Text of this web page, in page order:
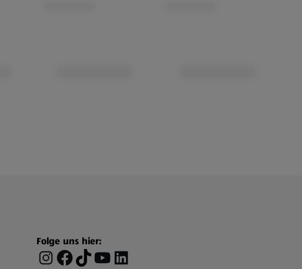
Folge uns hier: